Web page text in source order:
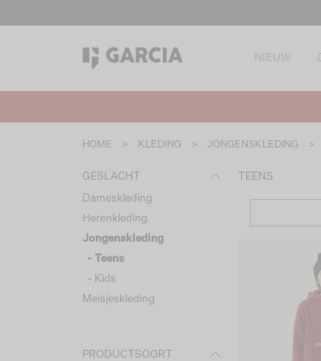
NIEUW
HOME > KLEDING > JONGENSKLEDING >
GESLACHT
Dameskleding
Herenkleding
Jongenskleding
- Teens
- Kids
Meisjeskleding
PRODUCTSOORT
TEENS